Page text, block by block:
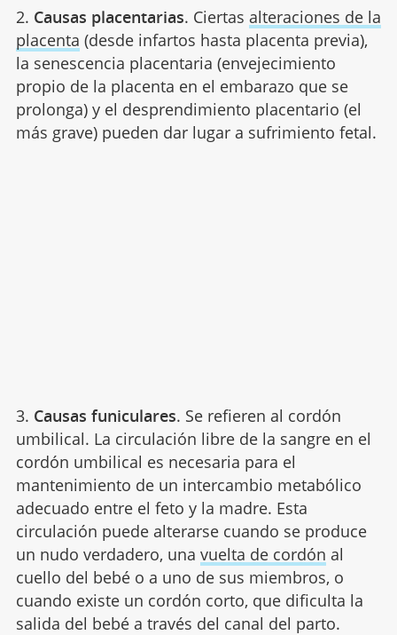
2. Causas placentarias. Ciertas alteraciones de la
placenta (desde infartos hasta placenta previa),
la senescencia placentaria (envejecimiento
propio de la placenta en el embarazo que se
prolonga) y el desprendimiento placentario (el
más grave) pueden dar lugar a sufrimiento fetal.
3. Causas funiculares. Se refieren al cordón
umbilical. La circulación libre de la sangre en el
cordón umbilical es necesaria para el
mantenimiento de un intercambio metabólico
adecuado entre el feto y la madre. Esta
circulación puede alterarse cuando se produce
un nudo verdadero, una vuelta de cordón al
cuello del bebé o a uno de sus miembros, o
cuando existe un cordón corto, que dificulta la
salida del bebé a través del canal del parto.